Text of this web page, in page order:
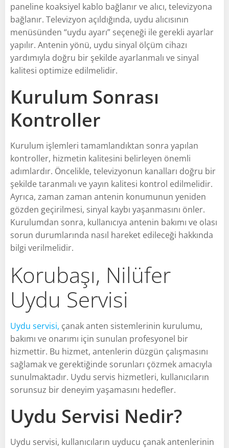
paneline koaksiyel kablo bağlanır ve alıcı, televizyona
bağlanır. Televizyon açıldığında, uydu alıcısının
menüsünden “uydu ayarı” seçeneği ile gerekli ayarlar
yapılır. Antenin yönü, uydu sinyal ölçüm cihazı
yardımıyla doğru bir şekilde ayarlanmalı ve sinyal
kalitesi optimize edilmelidir.
Kurulum Sonrası
Kontroller
Kurulum işlemleri tamamlandıktan sonra yapılan
kontroller, hizmetin kalitesini belirleyen önemli
adımlardır. Öncelikle, televizyonun kanalları doğru bir
şekilde taranmalı ve yayın kalitesi kontrol edilmelidir.
Ayrıca, zaman zaman antenin konumunun yeniden
gözden geçirilmesi, sinyal kaybı yaşanmasını önler.
Kurulumdan sonra, kullanıcıya antenin bakımı ve olası
sorun durumlarında nasıl hareket edileceği hakkında
bilgi verilmelidir.
Korubaşı, Nilüfer
Uydu Servisi
Uydu servisi, çanak anten sistemlerinin kurulumu,
bakımı ve onarımı için sunulan profesyonel bir
hizmettir. Bu hizmet, antenlerin düzgün çalışmasını
sağlamak ve gerektiğinde sorunları çözmek amacıyla
sunulmaktadır. Uydu servis hizmetleri, kullanıcıların
sorunsuz bir deneyim yaşamasını hedefler.
Uydu Servisi Nedir?
Uydu servisi, kullanıcıların uyducu çanak antenlerinin